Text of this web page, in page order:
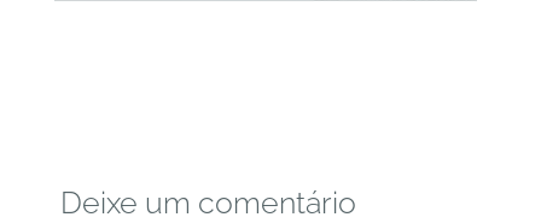
Deixe um comentário